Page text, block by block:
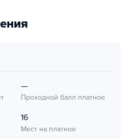
—
Проходной балл платное
16
Мест на платное